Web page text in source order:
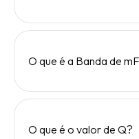
O que é a Banda de
O que é o valor de Q?